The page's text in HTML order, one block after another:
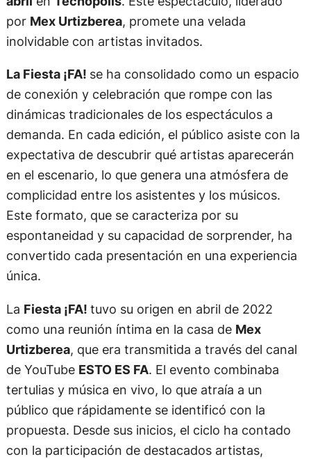
por Mex Urtizberea, promete una velada
inolvidable con artistas invitados.
La Fiesta ¡FA! se ha consolidado como un espacio
de conexión y celebración que rompe con las
dinámicas tradicionales de los espectáculos a
demanda. En cada edición, el público asiste con la
expectativa de descubrir qué artistas aparecerán
en el escenario, lo que genera una atmósfera de
complicidad entre los asistentes y los músicos.
Este formato, que se caracteriza por su
espontaneidad y su capacidad de sorprender, ha
convertido cada presentación en una experiencia
única.
La Fiesta ¡FA! tuvo su origen en abril de 2022
como una reunión íntima en la casa de Mex
Urtizberea, que era transmitida a través del canal
de YouTube ESTO ES FA. El evento combinaba
tertulias y música en vivo, lo que atraía a un
público que rápidamente se identificó con la
propuesta. Desde sus inicios, el ciclo ha contado
con la participación de destacados artistas,